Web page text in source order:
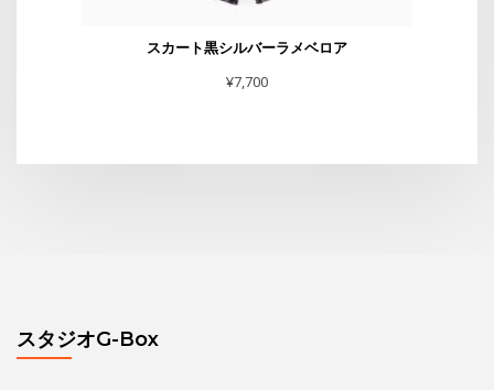
スカート黒シルバーラメベロア
¥7,700
スタジオG-Box